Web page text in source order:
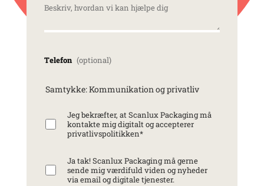
Telefon
Samtykke: Kommunikation og privatliv
Jeg bekræfter, at Scanlux Packaging må
kontakte mig digitalt og accepterer
privatlivspolitikken*
Ja tak! Scanlux Packaging må gerne
sende mig værdifuld viden og nyheder
via email og digitale tjenester.